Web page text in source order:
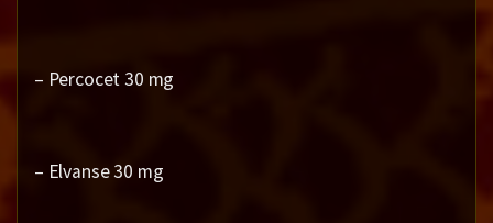
– Percocet 30 mg
– Elvanse 30 mg